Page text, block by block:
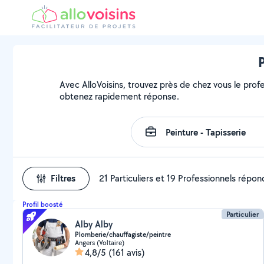
Avec AlloVoisins, trouvez près de chez vous le
obtenez rapidement réponse.
Filtres 21 Particuliers et 19 Professionnels
Profil boosté
Particulier
Alby Alby
Plomberie/chauffagiste/peintre
Angers (Voltaire)
4,8/5 (161 avis)